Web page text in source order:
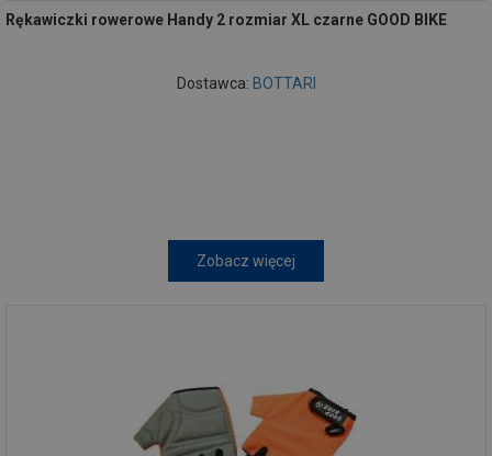
Rękawiczki rowerowe Handy 2 rozmiar XL czarne GOOD BIKE
Dostawca: BOTTARI
Zobacz więcej